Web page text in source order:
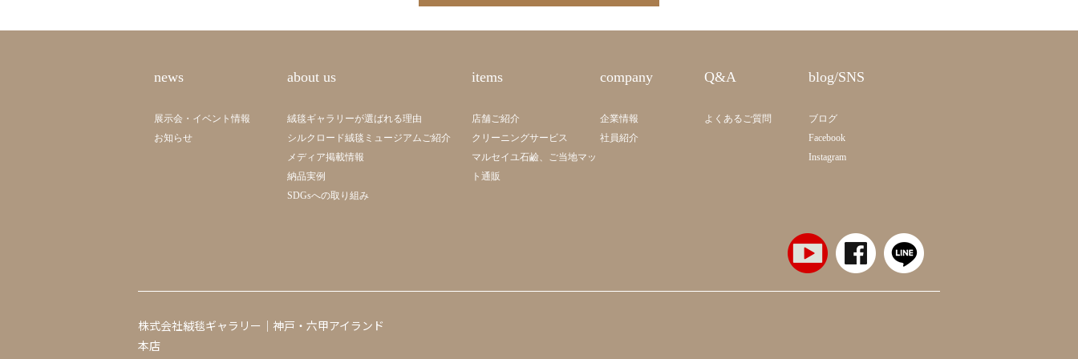
news
展示会・イベント情報
お知らせ
about us
絨毯ギャラリーが選ばれる理由
シルクロード絨毯ミュージアムご紹介
メディア掲載情報
納品実例
SDGsへの取り組み
items
店舗ご紹介
クリーニングサービス
マルセイユ石鹼、ご当地マッ
ト通販
company
企業情報
社員紹介
Q&A
よくあるご質問
blog/SNS
ブログ
Facebook
Instagram
株式会社絨毯ギャラリー｜神戸・六甲アイランド
本店